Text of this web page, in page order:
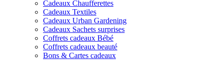
Cadeaux Chaufferettes
Cadeaux Textiles
Cadeaux Urban Gardening
Cadeaux Sachets surprises
Coffrets cadeaux Bébé
Coffrets cadeaux beauté
Bons & Cartes cadeaux